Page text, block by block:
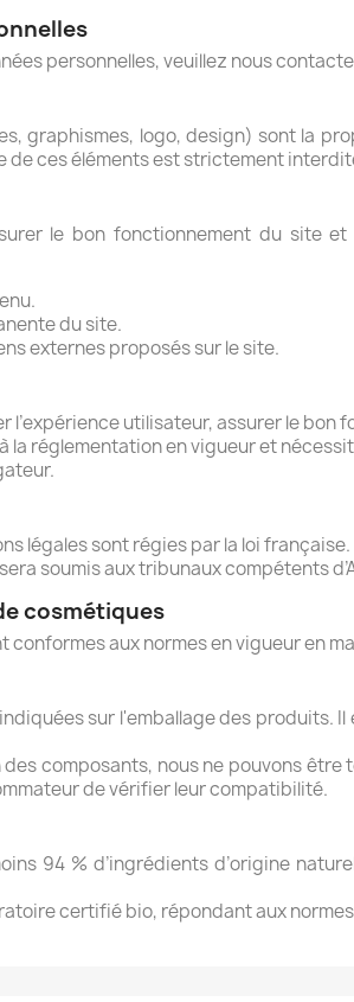
personnelles, veuillez nous
graphismes, logo, design) sont la
ces éléments est strictement
le bon fonctionnement du site
du site.
externes proposés sur le site.
l’expérience utilisateur, assurer le
la réglementation en vigueur et
légales sont régies par la loi française.
soumis aux tribunaux compétents
cosmétiques
conformes aux normes en vigueur en
sur l'emballage des produits.
composants, nous ne pouvons
de vérifier leur compatibilité.
94 % d’ingrédients d’origine
certifié bio, répondant aux